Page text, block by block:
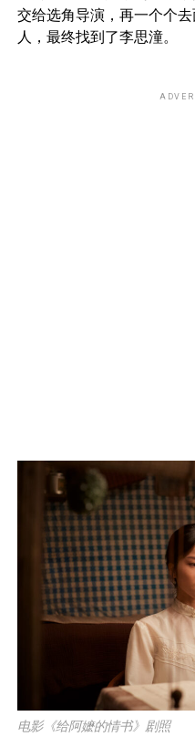
交给选角导演，再一个个
人，最终找到了李思潼。
电影《给阿嬷的情书》剧照